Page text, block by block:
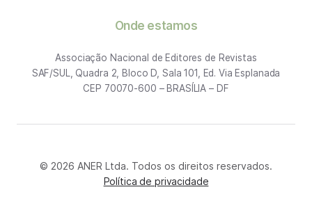
Onde estamos
Associação Nacional de Editores de Revistas
SAF/SUL, Quadra 2, Bloco D, Sala 101, Ed. Via Esplanada
CEP 70070-600 – BRASÍLIA – DF
© 2026 ANER Ltda. Todos os direitos reservados.
Política de privacidade